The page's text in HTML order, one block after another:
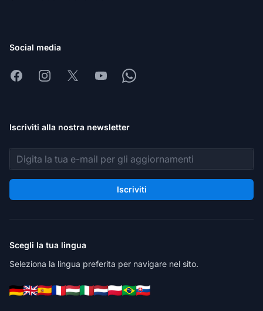
Social media
FacebookInstagram
X YoutubeWhatsapp
Iscriviti alla nostra newsletter
Indirizzo email
Iscriviti
Scegli la tua lingua
Seleziona la lingua preferita per navigare nel sito.